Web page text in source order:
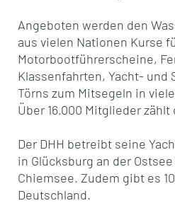
Angeboten werden den
aus vielen Nationen Kurse
Motorbootführerscheine,
Klassenfahrten, Yacht-
Törns zum Mitsegeln in
Über 16.000 Mitglieder zählt
Der DHH betreibt seine
in Glücksburg an der
Chiemsee. Zudem gibt es
Deutschland.